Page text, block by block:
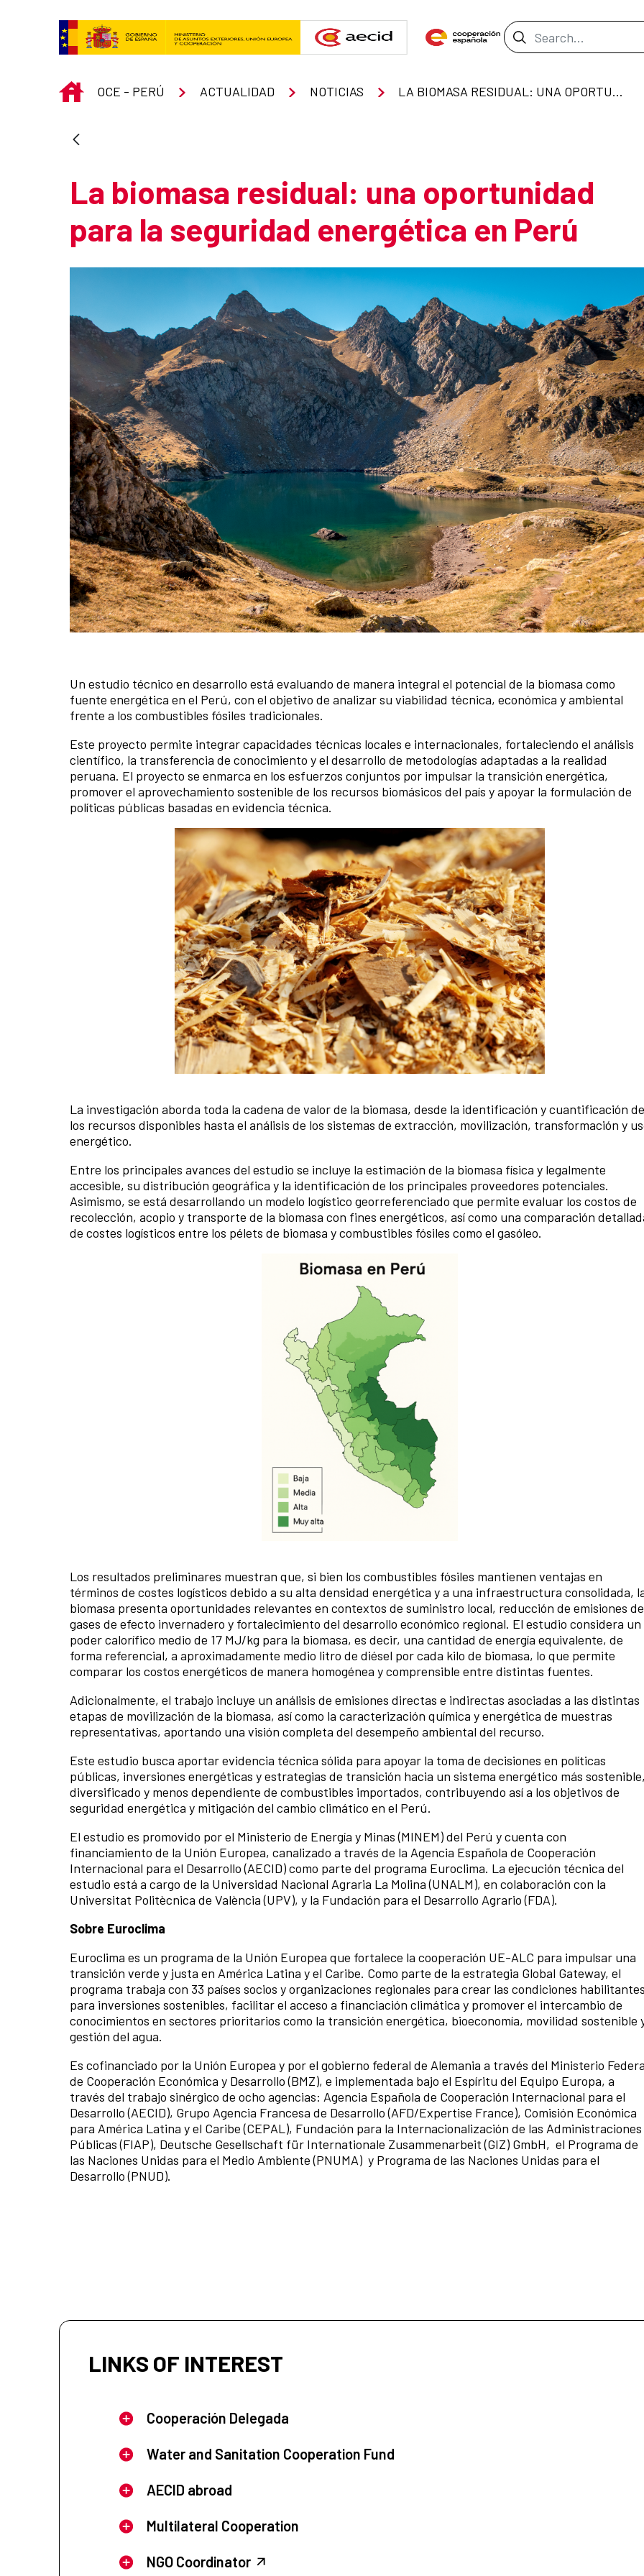
Search Bar
INICIO
OCE - PERÚ ACTUALIDAD NOTICIAS LA BIOMASA RESIDUAL: UNA OPORTUNIDAD PARA LA SEGURIDAD ENERGÉTICA EN PERÚ
La biomasa residual: una oportunidad
para la seguridad energética en Perú
Un estudio técnico en desarrollo está evaluando de manera integral el potencial de la biomasa como
fuente energética en el Perú, con el objetivo de analizar su viabilidad técnica, económica y ambiental
frente a los combustibles fósiles tradicionales.
Este proyecto permite integrar capacidades técnicas locales e internacionales, fortaleciendo el análisis
científico, la transferencia de conocimiento y el desarrollo de metodologías adaptadas a la realidad
peruana. El proyecto se enmarca en los esfuerzos conjuntos por impulsar la transición energética,
promover el aprovechamiento sostenible de los recursos biomásicos del país y apoyar la formulación de
políticas públicas basadas en evidencia técnica.
La investigación aborda toda la cadena de valor de la biomasa, desde la identificación y cuantificación de
los recursos disponibles hasta el análisis de los sistemas de extracción, movilización, transformación y
energético.
Entre los principales avances del estudio se incluye la estimación de la biomasa física y legalmente
accesible, su distribución geográfica y la identificación de los principales proveedores potenciales.
Asimismo, se está desarrollando un modelo logístico georreferenciado que permite evaluar los costos de
recolección, acopio y transporte de la biomasa con fines energéticos, así como una comparación
de costes logísticos entre los pélets de biomasa y combustibles fósiles como el gasóleo.
Los resultados preliminares muestran que, si bien los combustibles fósiles mantienen ventajas en
términos de costes logísticos debido a su alta densidad energética y a una infraestructura consolidada,
biomasa presenta oportunidades relevantes en contextos de suministro local, reducción de emisiones de
gases de efecto invernadero y fortalecimiento del desarrollo económico regional. El estudio considera un
poder calorífico medio de 17 MJ/kg para la biomasa, es decir, una cantidad de energía equivalente, de
forma referencial, a aproximadamente medio litro de diésel por cada kilo de biomasa, lo que permite
comparar los costos energéticos de manera homogénea y comprensible entre distintas fuentes.
Adicionalmente, el trabajo incluye un análisis de emisiones directas e indirectas asociadas a las distintas
etapas de movilización de la biomasa, así como la caracterización química y energética de muestras
representativas, aportando una visión completa del desempeño ambiental del recurso.
Este estudio busca aportar evidencia técnica sólida para apoyar la toma de decisiones en políticas
públicas, inversiones energéticas y estrategias de transición hacia un sistema energético más sostenible,
diversificado y menos dependiente de combustibles importados, contribuyendo así a los objetivos de
seguridad energética y mitigación del cambio climático en el Perú.
El estudio es promovido por el Ministerio de Energía y Minas (MINEM) del Perú y cuenta con
financiamiento de la Unión Europea, canalizado a través de la Agencia Española de Cooperación
Internacional para el Desarrollo (AECID) como parte del programa Euroclima. La ejecución técnica del
estudio está a cargo de la Universidad Nacional Agraria La Molina (UNALM), en colaboración con la
Universitat Politècnica de València (UPV), y la Fundación para el Desarrollo Agrario (FDA).
Sobre Euroclima
Euroclima es un programa de la Unión Europea que fortalece la cooperación UE-ALC para impulsar una
transición verde y justa en América Latina y el Caribe. Como parte de la estrategia Global Gateway, el
programa trabaja con 33 países socios y organizaciones regionales para crear las condiciones habilitantes
para inversiones sostenibles, facilitar el acceso a financiación climática y promover el intercambio de
conocimientos en sectores prioritarios como la transición energética, bioeconomía, movilidad sostenible
gestión del agua.
Es cofinanciado por la Unión Europea y por el gobierno federal de Alemania a través del Ministerio
de Cooperación Económica y Desarrollo (BMZ), e implementada bajo el Espíritu del Equipo Europa, a
través del trabajo sinérgico de ocho agencias: Agencia Española de Cooperación Internacional para el
Desarrollo (AECID), Grupo Agencia Francesa de Desarrollo (AFD/Expertise France), Comisión Económica
para América Latina y el Caribe (CEPAL), Fundación para la Internacionalización de las Administraciones
Públicas (FIAP), Deutsche Gesellschaft für Internationale Zusammenarbeit (GIZ) GmbH, el Programa de
las Naciones Unidas para el Medio Ambiente (PNUMA) y Programa de las Naciones Unidas para el
Desarrollo (PNUD).
LINKS OF INTEREST
Cooperación Delegada
Water and Sanitation Cooperation Fund
AECID abroad
Multilateral Cooperation
NGO Coordinator